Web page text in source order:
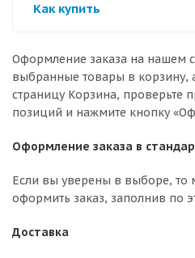
Как купить
Оформление заказа на нашем
выбранные товары в корзину,
страницу Корзина, проверьте
позиций и нажмите кнопку
Оформление заказа в
Если вы уверены в выборе, то
оформить заказ, заполнив по
Доставка